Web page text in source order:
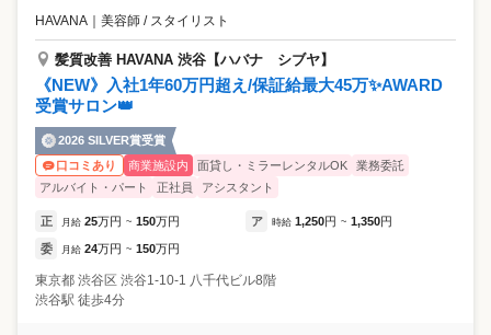
HAVANA 美容師 / スタイリスト
髪質改善 HAVANA 渋谷【ハバナ シブヤ】
《NEW》入社1年60万円超え/保証給最大45万✨AWARD
受賞サロン👑
2026 SILVER賞受賞
口コミあり
商業施設内 面貸し・ミラーレンタルOK
業務委託
アルバイト・パート
正社員 アシスタント
正 月給 25万円 ~ 150万円 ア 時給 1,250円 ~ 1,350円
委 月給 24万円 ~ 150万円
東京都 渋谷区 渋谷1-10-1 八千代ビル8階
渋谷駅 徒歩4分